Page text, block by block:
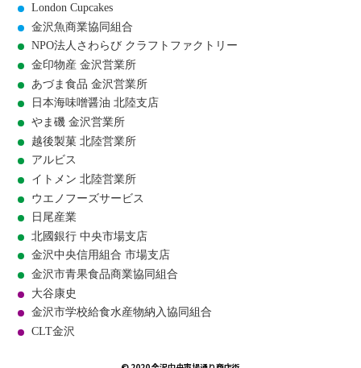
London Cupcakes
金沢魚商業協同組合
NPO法人さわらび クラフトファクトリー
金印物産 金沢営業所
あづま食品 金沢営業所
日本海味噌醤油 北陸支店
やま磯 金沢営業所
越後製菓 北陸営業所
アルビス
イトメン 北陸営業所
ウエノフーズサービス
日尾産業
北國銀行 中央市場支店
金沢中央信用組合 市場支店
金沢市青果食品商業協同組合
大谷康史
金沢市学校給食水産物納入協同組合
CLT金沢